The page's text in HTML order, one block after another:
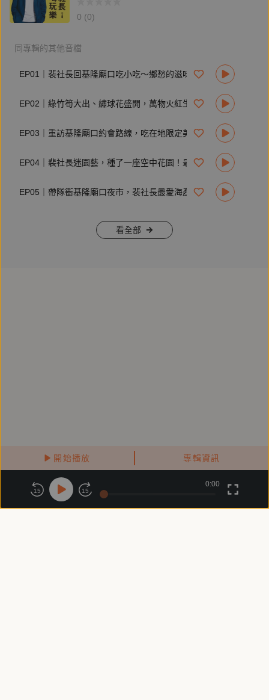
開始播放 專輯資訊
————————————————————
不論想感受豪華舒適，還是體驗電動化駕馭，現在換購Lexus
新車，即可享最高5萬元購車金，陪伴您自在啟程，展開下一
狂放不失優雅的外型設計，搭配TAZUNA全環繞駕駛座艙，
打造具備質感與寬敞的座艙空間，以強悍動能與精準操控，滿
足駕馭渴望。
#NX全進化休旅
板與科技化駕駛座艙，
標配LSS+ 3.0智動駕駛輔助系統，讓您以智慧科技，輕鬆掌
🔷NX線上展間：https://lexus.tw/NX_showroom
*各項安全配備之作動均有其限制條件，相關限制請洽全台經銷
0 (0)
同專輯的其他音檔
EP01｜裴社長回基隆廟口吃小吃～鄉愁的滋味也是絕世美味！
EP02｜綠竹筍大出、繡球花盛開，萬物火紅生長，原來是立夏！
EP03｜重訪基隆廟口約會路線，吃在地限定美味加甜蜜人情味！
EP04｜裴社長迷園藝，種了一座空中花園！最愛賞花煮一壺黃婉玲紅茶
EP05｜帶隊衝基隆廟口夜市，裴社長最愛海產店已成波登來訪的名店啦！
看全部
關於鏡好聽
商務合作 付費條款 會員條款
15 15
0:00